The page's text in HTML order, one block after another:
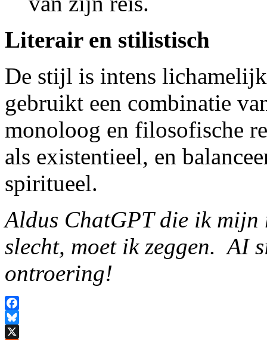
Literair en stilistisch
De stijl is intens
gebruikt een combinatie
monoloog en filosofische
als existentieel, en
spiritueel.
Aldus ChatGPT die ik mijn
slecht, moet ik zeggen. AI
ontroering!
Facebook
Bluesky